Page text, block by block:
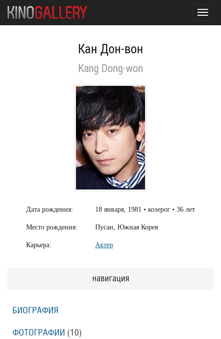
Кан Дон-вон
Kang Dong-won
Дата рождения: 18 января, 1981 • козерог • 36 лет
Место рождения: Пусан, Южная Корея
Карьера: Актер
навигация
БИОГРАФИЯ
ФОТОГРАФИИ (10)